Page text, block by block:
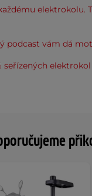
elektrokolu.
podcast vám dá
seřízených